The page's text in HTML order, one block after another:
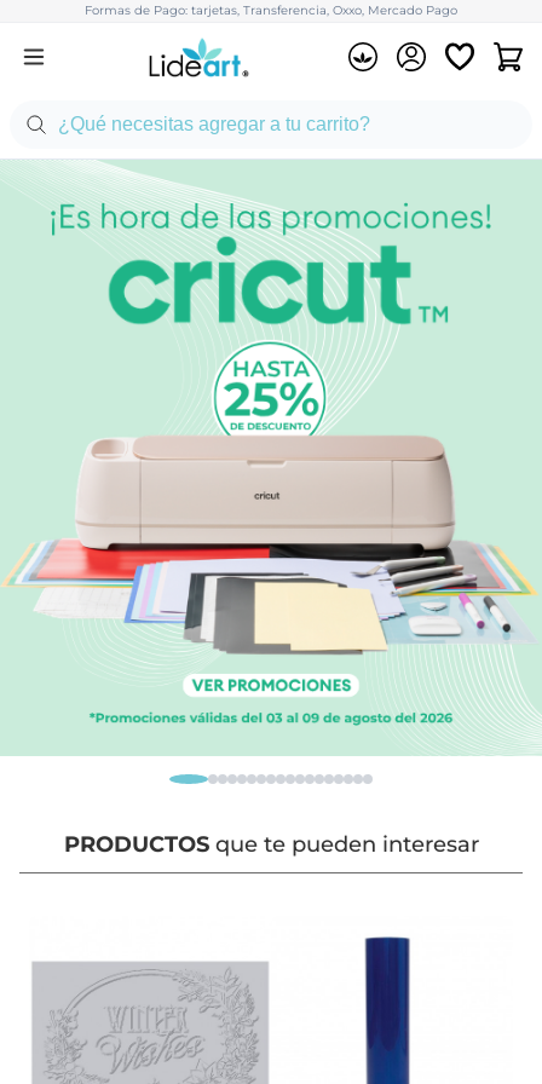
Formas de Pago: tarjetas, Transferencia, Oxxo, Mercado Pago
PRODUCTOSque te pueden interesar